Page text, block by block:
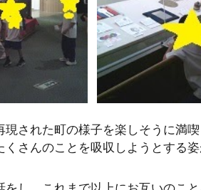
された町の様子を楽しそうに満
さんのことを吸収しようとする姿